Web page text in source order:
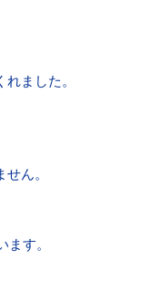
ました。
ん。
す。